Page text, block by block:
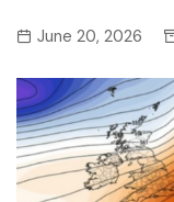
June 20, 2026